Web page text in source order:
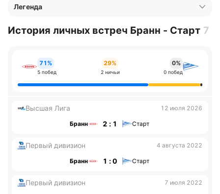
Легенда
История личных встреч Бранн - Старт 7
71%
5 побед
29%
2 ничьи
0%
0 побед
Высшая Лига 12 июля 2026
Бранн 2 : 1 Старт
Первый дивизион 4 августа 2022
Бранн 1 : 0 Старт
Первый дивизион 7 июля 2022